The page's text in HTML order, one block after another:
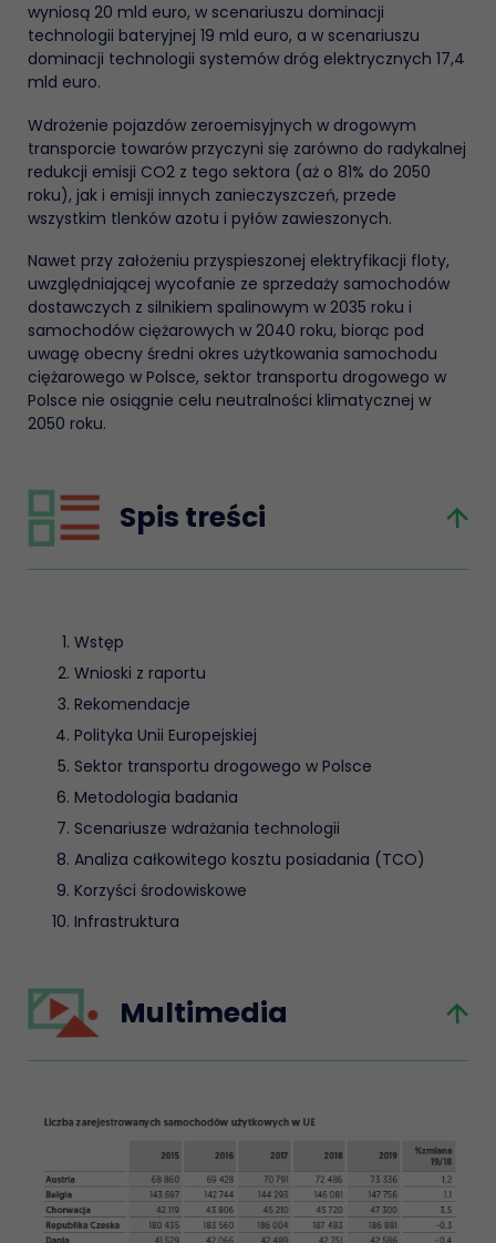
wyniosą 20 mld euro, w scenariuszu dominacji
technologii bateryjnej 19 mld euro, a w scenariuszu
dominacji technologii systemów dróg elektrycznych 17,4
mld euro.
Wdrożenie pojazdów zeroemisyjnych w drogowym
transporcie towarów przyczyni się zarówno do radykalnej
redukcji emisji CO2 z tego sektora (aż o 81% do 2050
roku), jak i emisji innych zanieczyszczeń, przede
wszystkim tlenków azotu i pyłów zawieszonych.
Nawet przy założeniu przyspieszonej elektryfikacji floty,
uwzględniającej wycofanie ze sprzedaży samochodów
dostawczych z silnikiem spalinowym w 2035 roku i
samochodów ciężarowych w 2040 roku, biorąc pod
uwagę obecny średni okres użytkowania samochodu
ciężarowego w Polsce, sektor transportu drogowego w
Polsce nie osiągnie celu neutralności klimatycznej w
2050 roku.
Spis treści
Wstęp
Wnioski z raportu
Rekomendacje
Polityka Unii Europejskiej
Sektor transportu drogowego w Polsce
Metodologia badania
Scenariusze wdrażania technologii
Analiza całkowitego kosztu posiadania (TCO)
Korzyści środowiskowe
Infrastruktura
Multimedia